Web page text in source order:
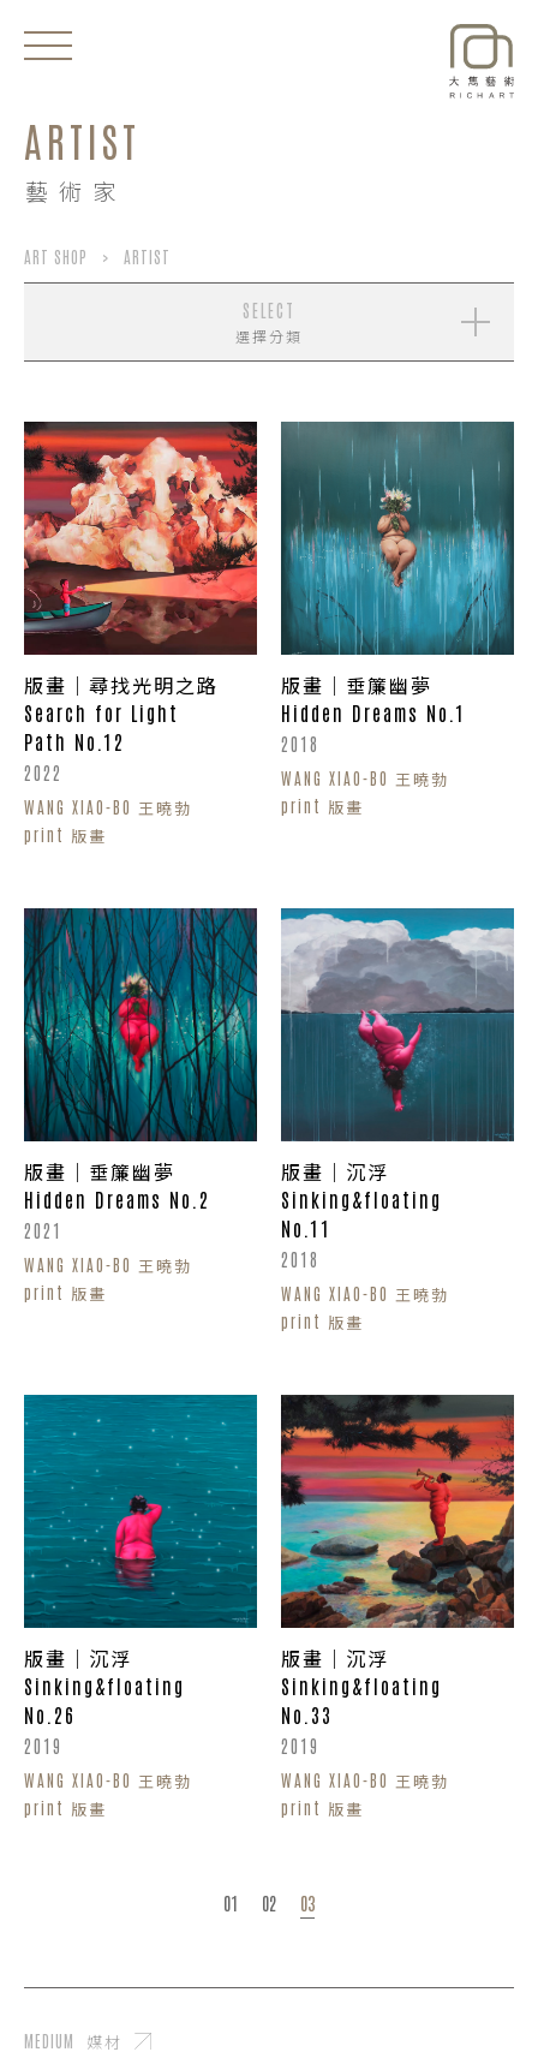
EXHIBITIONS
NEWS
ARTISTS
CONTACT
ARTIST
藝術家
ART SHOP > ARTIST
SELECT
選擇分類
版畫｜尋找光明之路
Search for Light
Path No.12
2022
WANG XIAO-BO 王曉勃
print 版畫
版畫｜垂簾幽夢
Hidden Dreams No.1
2018
WANG XIAO-BO 王曉勃
print 版畫
版畫｜垂簾幽夢
Hidden Dreams No.2
2021
WANG XIAO-BO 王曉勃
print 版畫
版畫｜沉浮
Sinking&floating
No.11
2018
WANG XIAO-BO 王曉勃
print 版畫
版畫｜沉浮
Sinking&floating
No.26
2019
WANG XIAO-BO 王曉勃
print 版畫
版畫｜沉浮
Sinking&floating
No.33
2019
WANG XIAO-BO 王曉勃
print 版畫
01 02 03
MEDIUM 媒材